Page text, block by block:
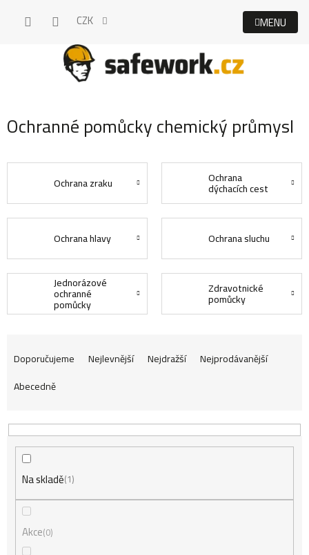
CZK
Ochranné pomůcky chemický průmysl
Ochrana zraku Ochrana
dýchacích cest
Ochrana hlavy Ochrana sluchu
Jednorázové
ochranné
pomůcky
Zdravotnické
pomůcky
Ř
a
z
e
Doporučujeme Nejlevnější Nejdražší
Nejprodávanější
Abecedně
Na skladě 1
Akce 0